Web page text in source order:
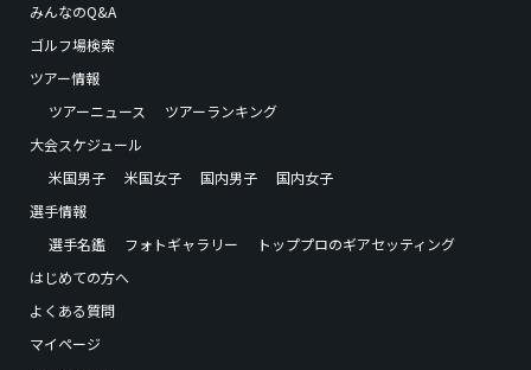
みんなのQ&A
ゴルフ場検索
ツアー情報
ツアーニュース
ツアーランキング
大会スケジュール
米国男子
米国女子 国内男子
国内女子
選手情報
選手名鑑
フォトギャラリー
トッププロのギアセッティング
はじめての方へ
よくある質問
マイページ